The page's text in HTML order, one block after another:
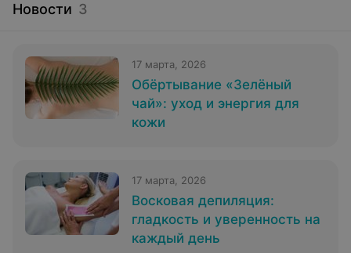
Новости 3
17 марта, 2026
Обёртывание «Зелёный
чай»: уход и энергия для
кожи
17 марта, 2026
Восковая депиляция:
гладкость и уверенность на
каждый день